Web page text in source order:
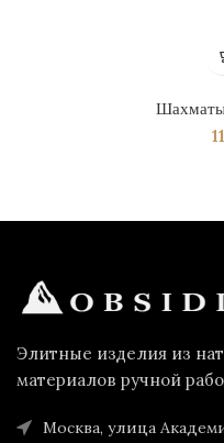
Элитные изделия из
материалов ручной
Москва, улица